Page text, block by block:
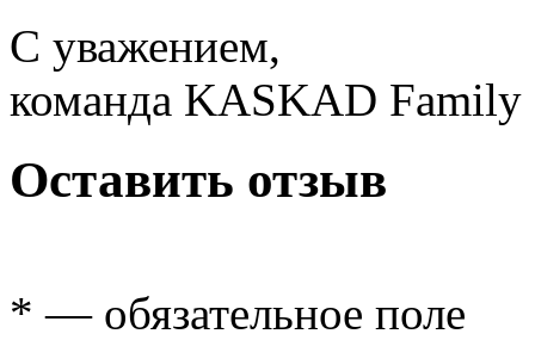
С уважением,
команда KASKAD Family
Оставить отзыв
* — обязательное поле